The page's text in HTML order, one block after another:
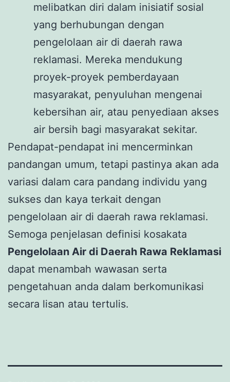
melibatkan diri dalam inisiatif sosial
yang berhubungan dengan
pengelolaan air di daerah rawa
reklamasi. Mereka mendukung
proyek-proyek pemberdayaan
masyarakat, penyuluhan mengenai
kebersihan air, atau penyediaan akses
air bersih bagi masyarakat sekitar.
Pendapat-pendapat ini mencerminkan
pandangan umum, tetapi pastinya akan ada
variasi dalam cara pandang individu yang
sukses dan kaya terkait dengan
pengelolaan air di daerah rawa reklamasi.
Semoga penjelasan definisi kosakata
Pengelolaan Air di Daerah Rawa Reklamasi
dapat menambah wawasan serta
pengetahuan anda dalam berkomunikasi
secara lisan atau tertulis.